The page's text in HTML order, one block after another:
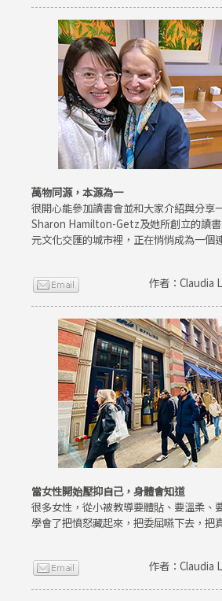
萬物同源，本源為一
很開心能參加讀書會並和大家介紹與分享
Sharon Hamilton-Getz及她所創立的讀
元文化交匯的城市裡，正在悄悄成為一個
作者：Claudia
當女性開始壓抑自己，身體會知道
很多女性，從小被教導要體貼、要溫柔、
學會了把憤怒藏起來，把委屈嚥下去，把
作者：Claudia